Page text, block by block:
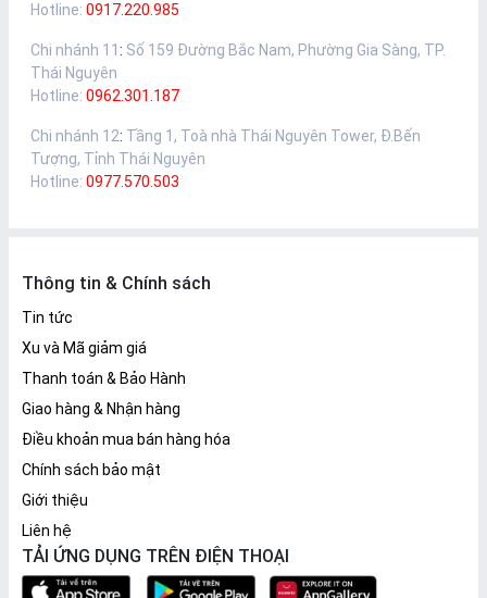
Hotline: 0917.220.985
Chi nhánh 11 : Số 159 Đường Bắc Nam, Phường Gia Sàng, TP.
Thái Nguyên
Hotline: 0962.301.187
Chi nhánh 12: Tầng 1, Toà nhà Thái Nguyên Tower, Đ.Bến
Tượng, Tỉnh Thái Nguyên
Hotline: 0977.570.503
Thông tin & Chính sách
Tin tức
Xu và Mã giảm giá
Thanh toán & Bảo Hành
Giao hàng & Nhận hàng
Điều khoản mua bán hàng hóa
Chính sách bảo mật
Giới thiệu
Liên hệ
TẢI ỨNG DỤNG TRÊN ĐIỆN THOẠI